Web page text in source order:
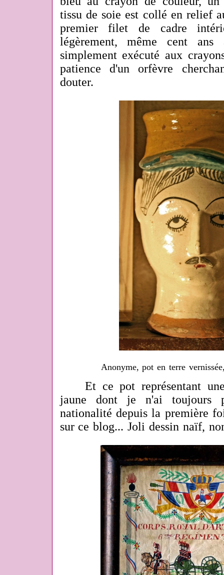
tissu de soie est collé en relief
premier filet de cadre
légèrement, même cent
simplement exécuté aux
patience d'un orfèvre
douter.
Anonyme, pot en terre
Et ce pot représentant
jaune dont je n'ai toujours
nationalité depuis la première
sur ce blog... Joli dessin naïf,